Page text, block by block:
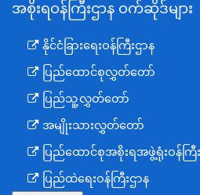
အစိုးရဝန်ကြီးဌာန ဝက်ဆိုဒ်များ
နိုင်ငံခြားရေးဝန်ကြီးဌာန
ပြည်ထောင်စုလွှတ်တော်
ပြည်သူ့လွှတ်တော်
အမျိုးသားလွှတ်တော်
ပြည်ထောင်စုအစိုးရအဖွဲ့ရုံးဝန်ကြီ
ပြည်ထဲရေးဝန်ကြီးဌာန